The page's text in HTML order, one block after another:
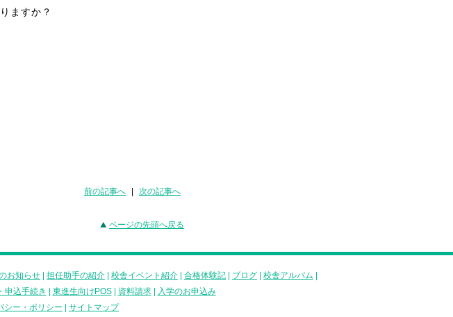
ますか？
前の記事へ 次の記事へ
ページの先頭へ戻る
お知らせ 担任助手の紹介 校舎イベント紹介 合格体験記 ブログ 校舎アルバム
申込手続き 東進生向けPOS| 資料請求|
入学のお申込み
シー・ポリシー サイトマップ